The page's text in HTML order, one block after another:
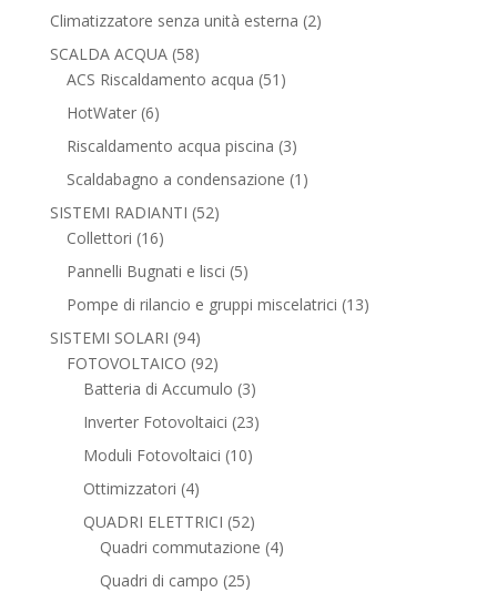
Climatizzatore senza unità esterna 22
SCALDA ACQUA 5858
prodotti
ACS Riscaldamento acqua 51 51
HotWater 66
prodotti
Riscaldamento acqua piscina 33
prodotti
Scaldabagno a condensazione 1 1
SISTEMI RADIANTI 5252
Collettori 1616
prodotti
Pannelli Bugnati e lisci 55
prodotti
Pompe di rilancio e gruppi miscelatrici 1313
SISTEMI SOLARI 9494
prodotti
FOTOVOLTAICO 9292
prodotti
Batteria di Accumulo 33
prodotti
Inverter Fotovoltaici 2323
Moduli Fotovoltaici 1010
Ottimizzatori 44
prodotti
QUADRI ELETTRICI 5252
prodotti
Quadri commutazione 44
Quadri di campo 2525